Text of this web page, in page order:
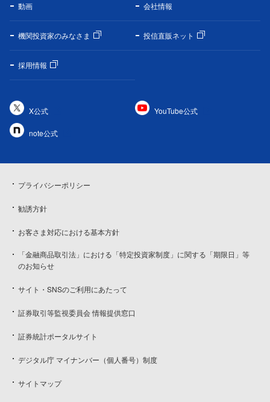
動画 会社情報
機関投資家のみなさま 投信直販ネット
採用情報
X公式 YouTube公式
note公式
プライバシーポリシー
勧誘方針
お客さま対応における基本方針
「金融商品取引法」における「特定投資家制度」に関する「期限日」等
のお知らせ
サイト・SNSのご利用にあたって
証券取引等監視委員会 情報提供窓口
証券統計ポータルサイト
デジタル庁 マイナンバー（個人番号）制度
サイトマップ